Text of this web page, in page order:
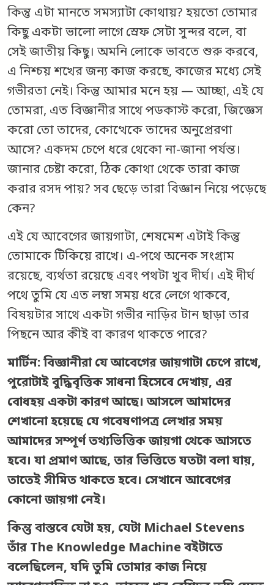
কিন্তু এটা মানতে সমস্যাটা কোথায়? হয়তো তোমার
কিছু একটা ভালো লাগে স্রেফ সেটা সুন্দর বলে, বা
সেই জাতীয় কিছু। অমনি লোকে ভাবতে শুরু করবে,
এ নিশ্চয় শখের জন্য কাজ করছে, কাজের মধ্যে সেই
গভীরতা নেই। কিন্তু আমার মনে হয় — আচ্ছা, এই যে
তোমরা, এত বিজ্ঞানীর সাথে পডকাস্ট করো, জিজ্ঞেস
করো তো তাদের, কোত্থেকে তাদের অনুপ্রেরণা
আসে? একদম চেপে ধরে থেকো না-জানা পর্যন্ত।
জানার চেষ্টা করো, ঠিক কোথা থেকে তারা কাজ
করার রসদ পায়? সব ছেড়ে তারা বিজ্ঞান নিয়ে পড়েছে
কেন?
এই যে আবেগের জায়গাটা, শেষমেশ এটাই কিন্তু
তোমাকে টিকিয়ে রাখে। এ-পথে অনেক সংগ্রাম
রয়েছে, ব্যর্থতা রয়েছে এবং পথটা খুব দীর্ঘ। এই দীর্ঘ
পথে তুমি যে এত লম্বা সময় ধরে লেগে থাকবে,
বিষয়টার সাথে একটা গভীর নাড়ির টান ছাড়া তার
পিছনে আর কীই বা কারণ থাকতে পারে?
মার্টিন: বিজ্ঞানীরা যে আবেগের জায়গাটা চেপে রাখে,
পুরোটাই বুদ্ধিবৃত্তিক সাধনা হিসেবে দেখায়, এর
বোধহয় একটা কারণ আছে। আসলে আমাদের
শেখানো হয়েছে যে গবেষণাপত্র লেখার সময়
আমাদের সম্পূর্ণ তথ্যভিত্তিক জায়গা থেকে আসতে
হবে। যা প্রমাণ আছে, তার ভিত্তিতে যতটা বলা যায়,
তাতেই সীমিত থাকতে হবে। সেখানে আবেগের
কোনো জায়গা নেই।
কিন্তু বাস্তবে যেটা হয়, যেটা Michael Stevens
তাঁর The Knowledge Machine বইটাতে
বলেছিলেন, যদি তুমি তোমার কাজ নিয়ে